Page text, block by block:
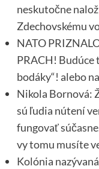
neskutočne
Zdechovskému
NATO
PRACH! Budúce
bodáky“! alebo
Nikola Bornová:
sú ľudia nútení
fungovať
vy tomu musíte
Kolónia